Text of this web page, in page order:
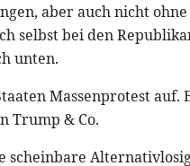
aber auch nicht
selbst bei den
unten.
Massenprotest auf.
Trump & Co.
scheinbare